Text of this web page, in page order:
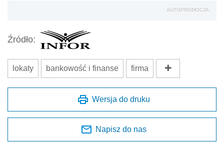
AUTOPROMOCJA
Źródło:
lokaty bankowość i finanse firma
Wersja do druku
Napisz do nas